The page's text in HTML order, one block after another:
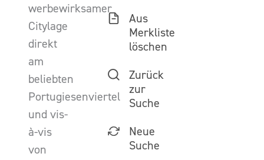
werbewirksamer
Citylage
direkt
am
beliebten
Portugiesenviertel
und vis-
à-vis
von
Aus
Merkliste
löschen
Zurück
zur
Suche
Neue
Suche